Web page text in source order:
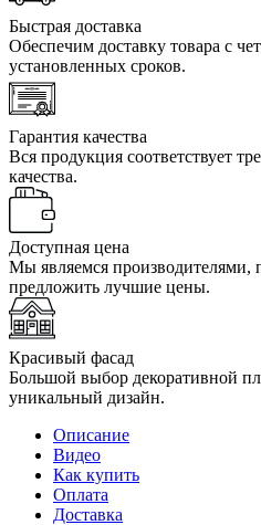
Быстрая доставка
Обеспечим доставку товара с
установленных сроков.
Гарантия качества
Вся продукция соответствует
качества.
Доступная цена
Мы являемся
предложить лучшие цены.
Красивый фасад
Большой выбор декоративной
уникальный дизайн.
Описание
Видео
Как купить
Оплата
Доставка